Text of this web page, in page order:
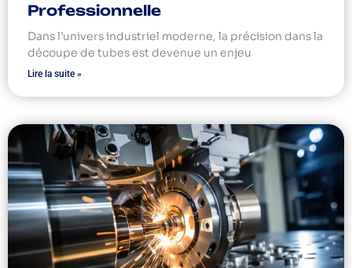
Professionnelle
Dans l’univers industriel moderne, la précision dans la
découpe de tubes est devenue un enjeu
Lire la suite »